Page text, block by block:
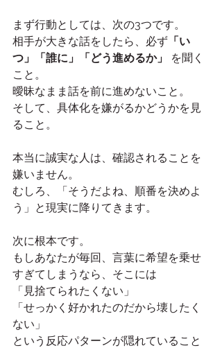
まず行動としては、次の3つです。
相手が大きな話をしたら、必ず 「い
つ」「誰に」「どう進めるか」
を聞く
こと。
曖昧なまま話を前に進めないこと。
そして、具体化を嫌がるかどうかを見
ること。
本当に誠実な人は、確認されることを
嫌いません。
むしろ、「そうだよね、順番を決めよ
う」と現実に降りてきます。
次に根本です。
もしあなたが毎回、言葉に希望を乗せ
すぎてしまうなら、そこには
「見捨てられたくない」
「せっかく好かれたのだから壊したく
ない」
という反応パターンが隠れていること